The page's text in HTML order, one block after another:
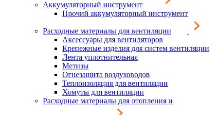
Аккумуляторный инструмент
Прочий аккумуляторный инструмент
Расходные материалы для вентиляции
Аксессуары для вентиляторов
Крепежные изделия для систем вентиляции
Лента уплотнительная
Метизы
Огнезащита воздуховодов
Теплоизоляция для вентиляции
Хомуты для вентиляции
Расходные материалы для отопления и